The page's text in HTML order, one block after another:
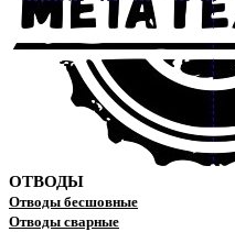
ОТВОДЫ
Отводы бесшовные
Отводы сварные